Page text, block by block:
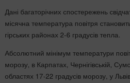
Дані багаторічних спостережень
місячна температура повітря
гірських районах 2-6 градусів тепла.
Абсолютний мінімум температури
морозу, в Карпатах, Чернігівській,
областях 17-22 градусів морозу, у